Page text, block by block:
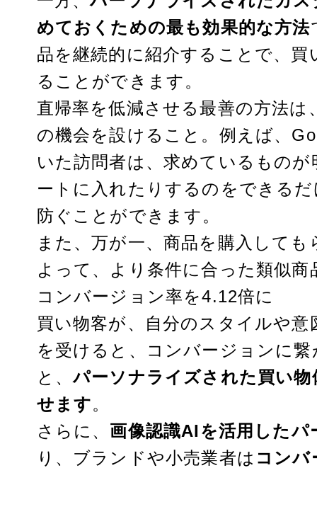
めておくための最も効果的な方法
品を継続的に紹介することで、
ることができます。
直帰率を低減させる最善の方法
の機会を設けること。例えば、
いた訪問者は、求めているもの
ートに入れたりするのをできる
防ぐことができます。
また、万が一、商品を購入して
よって、より条件に合った類似
コンバージョン率を4.12倍に
買い物客が、自分のスタイルや
を受けると、コンバージョンに
と、パーソナライズされた買い
せます。
さらに、 画像認識AIを活用した
り、ブランドや小売業者は コンバ